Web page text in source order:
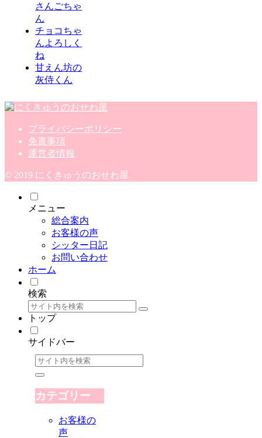
さんごちゃ
ん
チョコちゃ
んよろしく
ね
甘えん坊の
灰侍くん
プライバシーポリシー
免責事項
運営者情報
© 2019 にくきゅうのおせわ屋.
メニュー
総合案内
お客様の声
シッター日記
お問い合わせ
ホーム
検索
トップ
サイドバー
カテゴリー
お客様の
声